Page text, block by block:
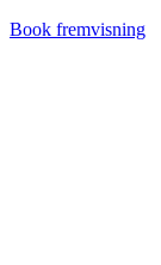
Book fremvisning